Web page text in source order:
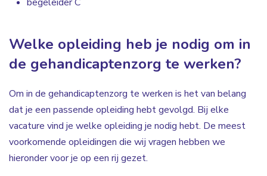
Welke opleiding heb je nodig om in
de gehandicaptenzorg te werken?
Om in de gehandicaptenzorg te werken is het van belang
dat je een passende opleiding hebt gevolgd. Bij elke
vacature vind je welke opleiding je nodig hebt. De meest
voorkomende opleidingen die wij vragen hebben we
hieronder voor je op een rij gezet.